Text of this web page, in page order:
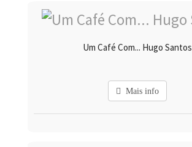
Um Café Com... Hugo Santos
Mais info